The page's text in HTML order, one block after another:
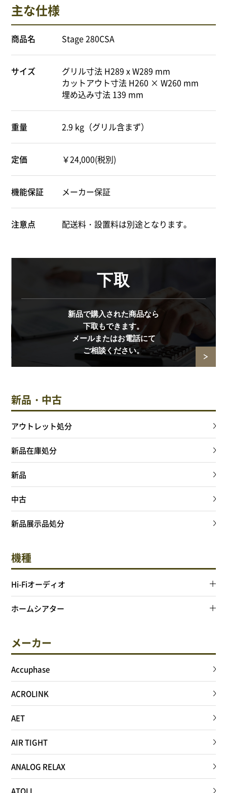
主な仕様
商品名 Stage 280CSA
サイズ
グリル寸法 H289 x W289 mm
カットアウト寸法 H260 × W260 mm
埋め込み寸法 139 mm
重量 2.9 kg（グリル含まず）
定価 ￥24,000(税別)
機能保証 メーカー保証
注意点 配送料・設置料は別途となります。
下取
新品で購入された商品なら
下取もできます。
メールまたはお電話にて
ご相談ください。
新品・中古
アウトレット処分
新品在庫処分
新品
中古
新品展示品処分
機種
Hi-Fiオーディオ
ホームシアター
メーカー
Accuphase
ACROLINK
AET
AIR TIGHT
ANALOG RELAX
ATOLL